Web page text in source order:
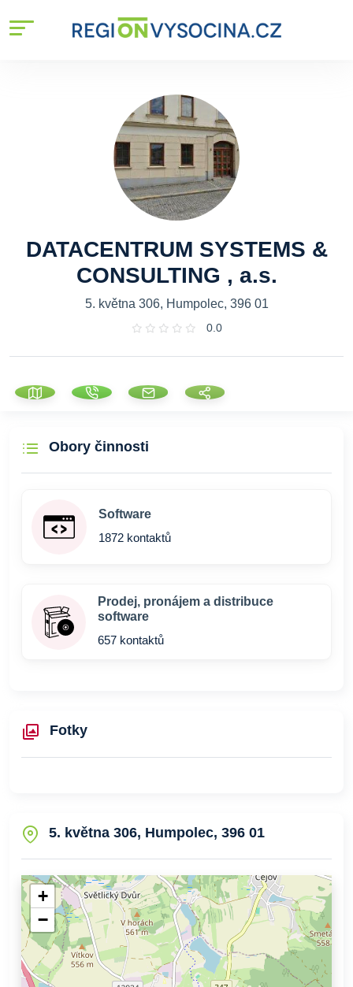
DATACENTRUM SYSTEMS &
CONSULTING , a.s.
5. května 306, Humpolec, 396 01
0.0
Obory činnosti
Software
1872 kontaktů
Prodej, pronájem a distribuce
software
657 kontaktů
Fotky
5. května 306, Humpolec, 396 01
+
−